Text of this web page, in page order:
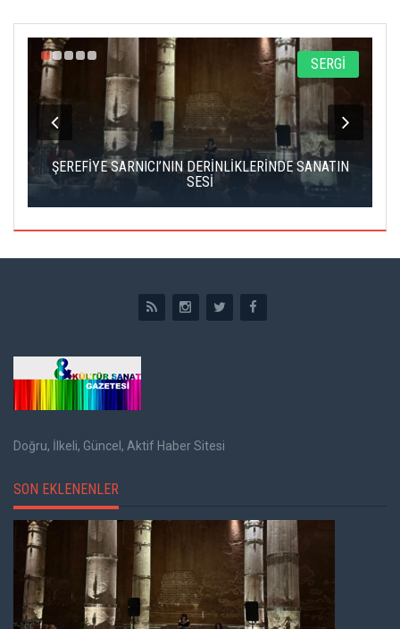
SERGİ
SARNICI’NIN DERİNLİKLERİNDE SANATIN
SESİ
ÇATALCA
Doğru, İlkeli, Güncel, Aktif Haber Sitesi
SON EKLENENLER